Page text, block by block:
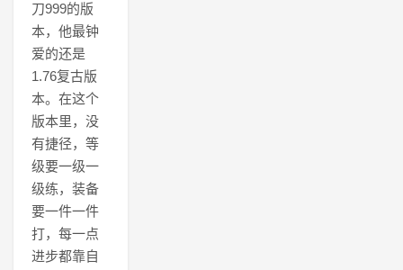
刀999的版
本，他最钟
爱的还是
1.76复古版
本。在这个
版本里，没
有捷径，等
级要一级一
级练，装备
要一件一件
打，每一点
进步都靠自